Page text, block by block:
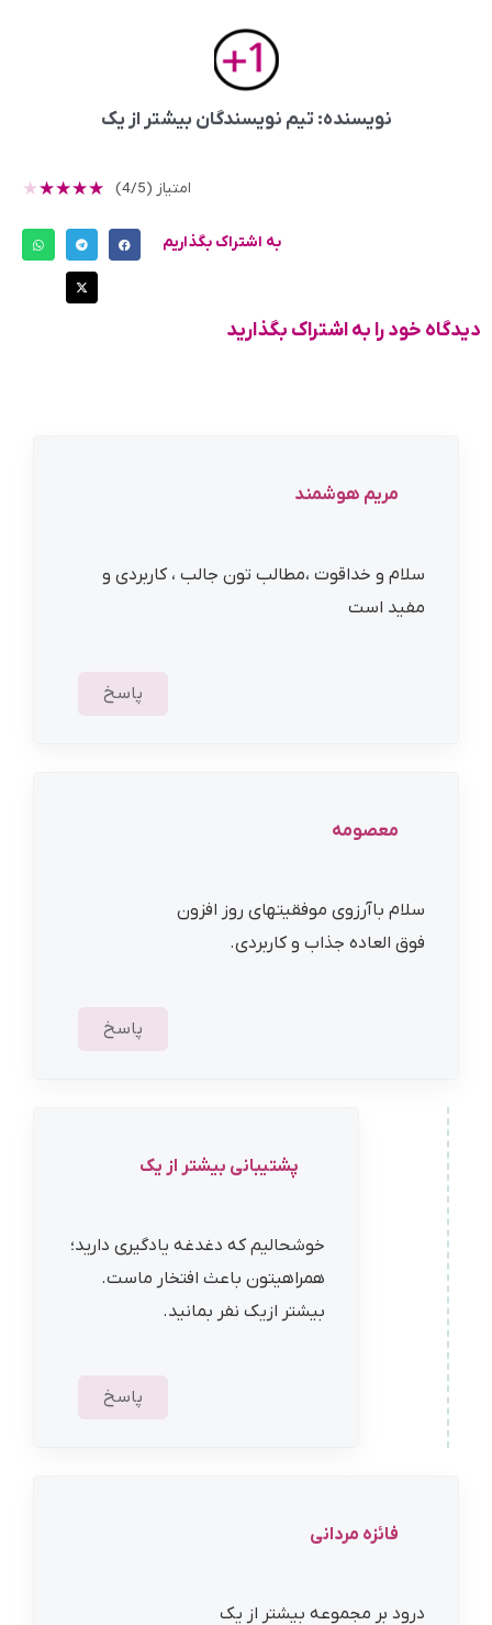
نویسنده: تیم نویسندگان بیشتر از یک
امتیاز (4/5) ★
★
★
★
★
به اشتراک بگذاریم
دیدگاه خود را به اشتراک بگذارید
مریم هوشمند
سلام و خداقوت ،مطالب تون جالب ، کاربردی و
مفید است
پاسخ
معصومه
سلام باآرزوی موفقیتهای روز افزون
فوق العاده جذاب و کاربردی.
پاسخ
پشتیبانی بیشتر از یک
خوشحالیم که دغدغه یادگیری دارید؛
همراهیتون باعث افتخار ماست.
بیشتر ازیک نفر بمانید.
پاسخ
فائزه مردانی
درود بر مجموعه بیشتر از یک